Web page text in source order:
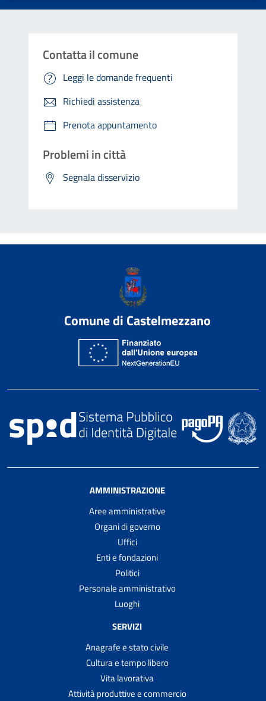
Contatta il comune
Leggi le domande frequenti
Richiedi assistenza
Prenota appuntamento
Problemi in città
Segnala disservizio
Comune di Castelmezzano
AMMINISTRAZIONE
Aree amministrative
Organi di governo
Uffici
Enti e fondazioni
Politici
Personale amministrativo
Luoghi
SERVIZI
Anagrafe e stato civile
Cultura e tempo libero
Vita lavorativa
Attività produttive e commercio